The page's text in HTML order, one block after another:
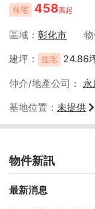
住宅 458萬起
區域 彰化市
建坪
住宅 24.86
仲介/地產公司
永
基地位置
未提供
物件新訊
最新消息